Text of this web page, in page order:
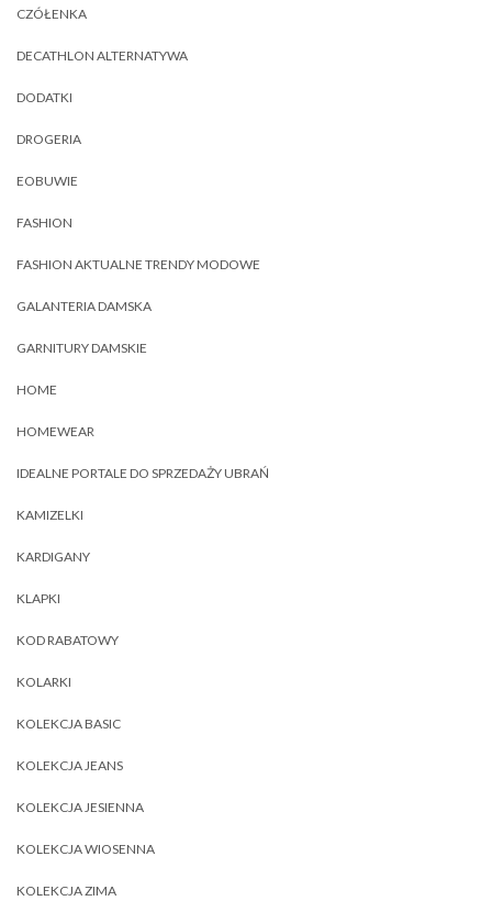
CZÓŁENKA
DECATHLON ALTERNATYWA
DODATKI
DROGERIA
EOBUWIE
FASHION
FASHION AKTUALNE TRENDY MODOWE
GALANTERIA DAMSKA
GARNITURY DAMSKIE
HOME
HOMEWEAR
IDEALNE PORTALE DO SPRZEDAŻY UBRAŃ
KAMIZELKI
KARDIGANY
KLAPKI
KOD RABATOWY
KOLARKI
KOLEKCJA BASIC
KOLEKCJA JEANS
KOLEKCJA JESIENNA
KOLEKCJA WIOSENNA
KOLEKCJA ZIMA